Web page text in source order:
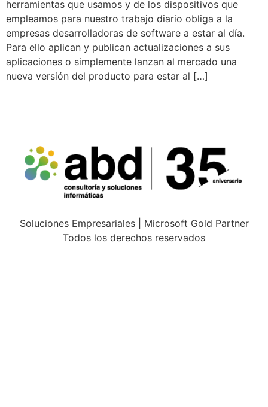
herramientas que usamos y de los dispositivos que
empleamos para nuestro trabajo diario obliga a la
empresas desarrolladoras de software a estar al día.
Para ello aplican y publican actualizaciones a sus
aplicaciones o simplemente lanzan al mercado una
nueva versión del producto para estar al […]
Soluciones Empresariales | Microsoft Gold Partner
Todos los derechos reservados